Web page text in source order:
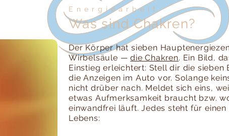
Energiearbeit
Was sind Chakren?
Der Körper hat sieben
Wirbelsäule —die Chakren. Ein Bild,
Einstieg erleichtert: Stell dir die sieben
die Anzeigen im Auto vor. Solange
nicht drüber nach. Meldet sich eins,
etwas Aufmerksamkeit braucht bzw.
einwandfrei läuft. Jedes steht für einen
Lebens: